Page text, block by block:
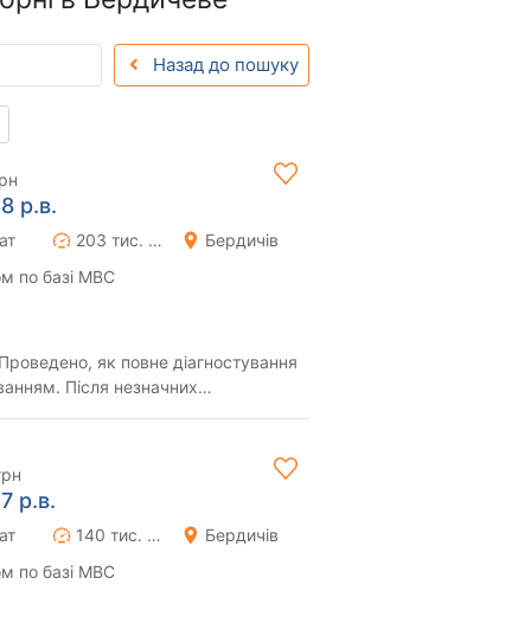
Назад до пошуку
р.в.
203 тис. км
Бердичів
по базі МВС
як повне діагностування
Після незначних
р.в.
140 тис. км
Бердичів
по базі МВС